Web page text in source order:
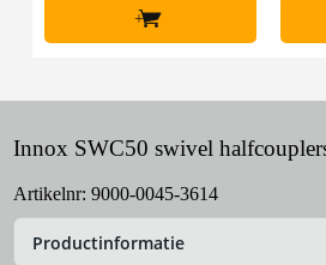
+
Innox SWC50 swivel
Artikelnr: 9000-0045-3614
Productinformatie